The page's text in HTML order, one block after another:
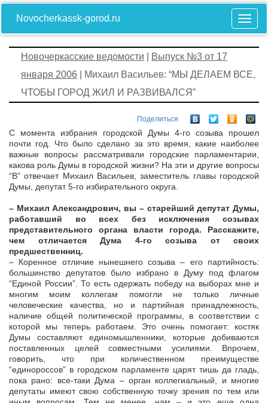
Novocherkassk-gorod.ru
Новочеркасские ведомости
Выпуск №3 от 17
января 2006 | Михаил Васильев: “МЫ ДЕЛАЕМ ВСЕ,
ЧТОБЫ ГОРОД ЖИЛ И РАЗВИВАЛСЯ”
Поделиться
С момента избрания городской Думы 4-го созыва прошел
почти год. Что было сделано за это время, какие наиболее
важные вопросы рассматривали городские парламентарии,
какова роль Думы в городской жизни? На эти и другие вопросы
“В” отвечает Михаил Васильев, заместитель главы городской
Думы, депутат 5-го избирательного округа.
– Михаил Александрович, вы – старейший депутат Думы,
работавший во всех без исключения созывах
представительного органа власти города. Расскажите,
чем отличается Дума 4-го созыва от своих
предшественниц.
– Коренное отличие нынешнего созыва – его партийность:
большинство депутатов было избрано в Думу под флагом
“Единой России”. То есть одержать победу на выборах мне и
многим моим коллегам помогли не только личные
человеческие качества, но и партийная принадлежность,
наличие общей политической программы, в соответствии с
которой мы теперь работаем. Это очень помогает: костяк
Думы составляют единомышленники, которые добиваются
поставленных целей совместными усилиями. Впрочем,
говорить, что при количественном преимуществе
“единороссов” в городском парламенте царят тишь да гладь,
пока рано: все-таки Дума – орган коллегиальный, и многие
депутаты имеют свою собственную точку зрения по тем или